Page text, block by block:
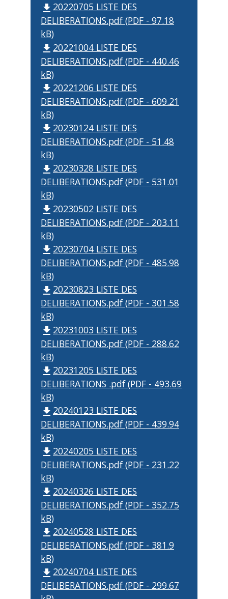
file_download 20220705 LISTE DES
DELIBERATIONS.pdf (PDF - 97.18
kB)
file_download 20221004 LISTE DES
DELIBERATIONS.pdf (PDF - 440.46
kB)
file_download 20221206 LISTE DES
DELIBERATIONS.pdf (PDF - 609.21
kB)
file_download 20230124 LISTE DES
DELIBERATIONS.pdf (PDF - 51.48
kB)
file_download 20230328 LISTE DES
DELIBERATIONS.pdf (PDF - 531.01
kB)
file_download 20230502 LISTE DES
DELIBERATIONS.pdf (PDF - 203.11
kB)
file_download 20230704 LISTE DES
DELIBERATIONS.pdf (PDF - 485.98
kB)
file_download 20230823 LISTE DES
DELIBERATIONS.pdf (PDF - 301.58
kB)
file_download 20231003 LISTE DES
DELIBERATIONS.pdf (PDF - 288.62
kB)
file_download 20231205 LISTE DES
DELIBERATIONS .pdf (PDF - 493.69
kB)
file_download 20240123 LISTE DES
DELIBERATIONS.pdf (PDF - 439.94
kB)
file_download 20240205 LISTE DES
DELIBERATIONS.pdf (PDF - 231.22
kB)
file_download 20240326 LISTE DES
DELIBERATIONS.pdf (PDF - 352.75
kB)
file_download 20240528 LISTE DES
DELIBERATIONS.pdf (PDF - 381.9
kB)
file_download 20240704 LISTE DES
DELIBERATIONS.pdf (PDF - 299.67